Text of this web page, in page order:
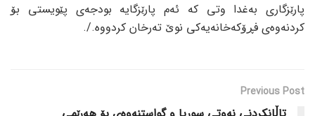
پارێزگاری بەغدا وتی کە ئەم پارێزگایە بودجەی پێویستی بۆ
کردنەوەی فڕۆکەخانەیەکی نوێ تەرخان کردووە./.
Previous Post